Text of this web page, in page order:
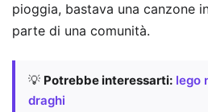
pioggia, bastava una canzone
parte di una comunità.
💡 Potrebbe interessarti: lego
draghi